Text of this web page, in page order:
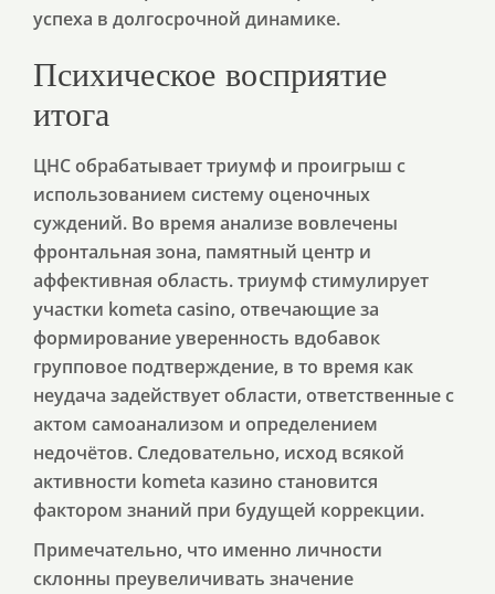
успеха в долгосрочной динамике.
Психическое восприятие
итога
ЦНС обрабатывает триумф и проигрыш с
использованием систему оценочных
суждений. Во время анализе вовлечены
фронтальная зона, памятный центр и
аффективная область. триумф стимулирует
участки kometa casino, отвечающие за
формирование уверенность вдобавок
групповое подтверждение, в то время как
неудача задействует области, ответственные с
актом самоанализом и определением
недочётов. Следовательно, исход всякой
активности kometa казино становится
фактором знаний при будущей коррекции.
Примечательно, что именно личности
склонны преувеличивать значение